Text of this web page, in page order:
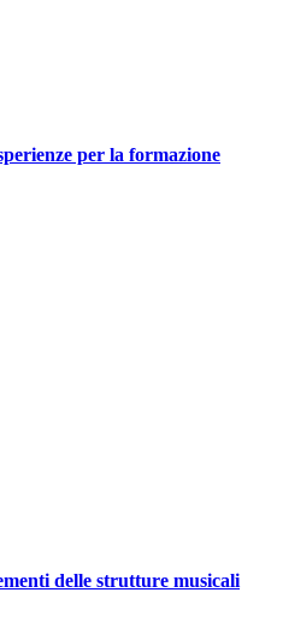
per la formazione
delle strutture musicali